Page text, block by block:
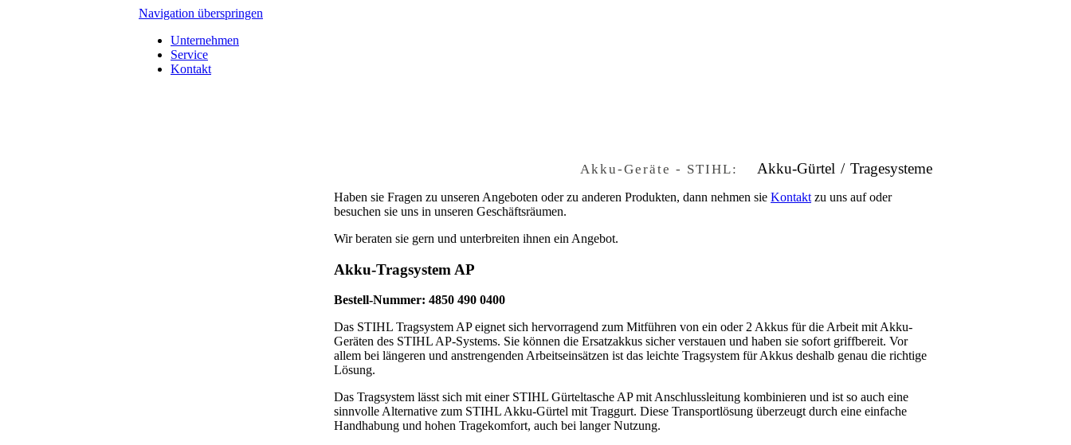
Navigation überspringen
Unternehmen
Service
Kontakt
Akku-Geräte - STIHL: Akku-Gürtel / Tragesysteme
Haben sie Fragen zu unseren Angeboten oder zu anderen Produkten, dann nehmen sie Kontakt zu uns auf oder
besuchen sie uns in unseren Geschäftsräumen.
Wir beraten sie gern und unterbreiten ihnen ein Angebot.
Akku-Tragsystem AP
Bestell-Nummer: 4850 490 0400
Das STIHL Tragsystem AP eignet sich hervorragend zum Mitführen von ein oder 2 Akkus für die Arbeit mit Akku-
Geräten des STIHL AP-Systems. Sie können die Ersatzakkus sicher verstauen und haben sie sofort griffbereit. Vor
allem bei längeren und anstrengenden Arbeitseinsätzen ist das leichte Tragsystem für Akkus deshalb genau die richtige
Lösung.
Das Tragsystem lässt sich mit einer STIHL Gürteltasche AP mit Anschlussleitung kombinieren und ist so auch eine
sinnvolle Alternative zum STIHL Akku-Gürtel mit Traggurt. Diese Transportlösung überzeugt durch eine einfache
Handhabung und hohen Tragekomfort, auch bei langer Nutzung.